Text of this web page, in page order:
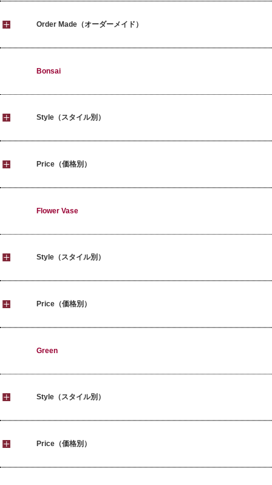
Order Made（オーダーメイド）
Bonsai
Style（スタイル別）
Price（価格別）
Flower Vase
Style（スタイル別）
Price（価格別）
Green
Style（スタイル別）
Price（価格別）